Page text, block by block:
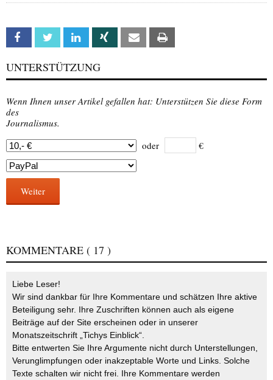
Facebook Twitter Linkedin Xing Email
UNTERSTÜTZUNG
Wenn Ihnen unser Artikel gefallen hat: Unterstützen Sie diese Form
des
Journalismus.
oder
€
Weiter
KOMMENTARE ( 17 )
Liebe Leser!
Wir sind dankbar für Ihre Kommentare und schätzen Ihre aktive
Beteiligung sehr. Ihre Zuschriften können auch als eigene
Beiträge auf der Site erscheinen oder in unserer
Monatszeitschrift „Tichys Einblick“.
Bitte entwerten Sie Ihre Argumente nicht durch Unterstellungen,
Verunglimpfungen oder inakzeptable Worte und Links. Solche
Texte schalten wir nicht frei. Ihre Kommentare werden